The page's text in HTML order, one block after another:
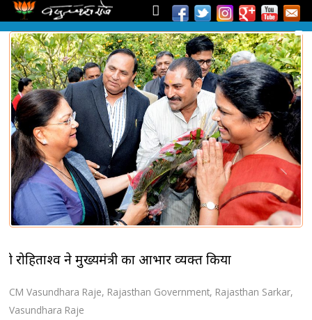
श्री रोहिताश्व ने मुख्यमंत्री का आभार व्यक्त किया
CM Vasundhara Raje, Rajasthan Government, Rajasthan Sarkar,
Vasundhara Raje